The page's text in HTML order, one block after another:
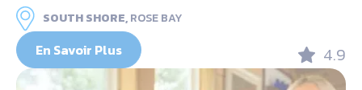
SOUTH SHORE,ROSE BAY
En Savoir Plus 4.9